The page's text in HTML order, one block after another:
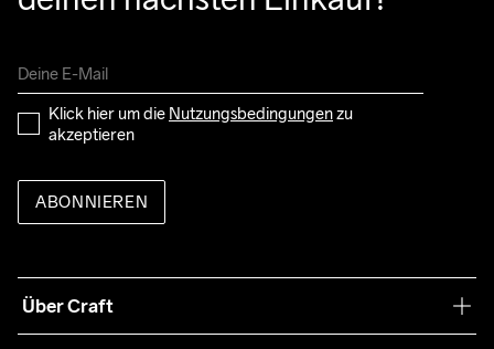
Klick hier um die Nutzungsbedingungen zu
akzeptieren
ABONNIEREN
Über Craft